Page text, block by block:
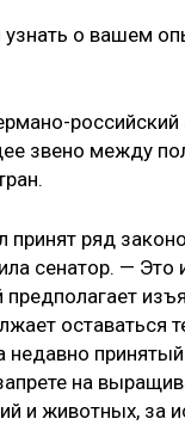
о вашем
российский
звено между
ряд
сенатор. — Это
оставаться
недавно
на
и животных, за